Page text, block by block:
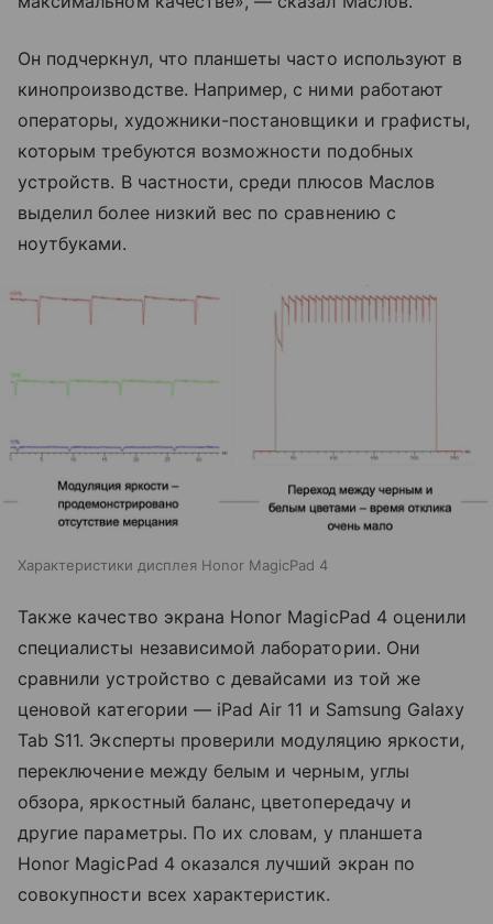
Он подчеркнул, что планшеты часто используют в
кинопроизводстве. Например, с ними работают
операторы, художники-постановщики и графисты,
которым требуются возможности подобных
устройств. В частности, среди плюсов Маслов
выделил более низкий вес по сравнению с
ноутбуками.
Характеристики дисплея Honor MagicPad 4
Также качество экрана Honor MagicPad 4 оценили
специалисты независимой лаборатории. Они
сравнили устройство с девайсами из той же
ценовой категории — iPad Air 11 и Samsung Galaxy
Tab S11. Эксперты проверили модуляцию яркости,
переключение между белым и черным, углы
обзора, яркостный баланс, цветопередачу и
другие параметры. По их словам, у планшета
Honor MagicPad 4 оказался лучший экран по
совокупности всех характеристик.